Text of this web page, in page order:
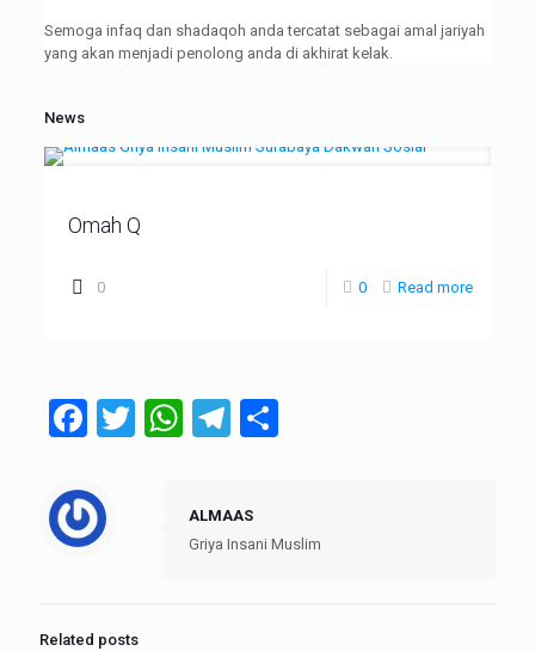
Semoga infaq dan shadaqoh anda tercatat sebagai amal jariyah
yang akan menjadi penolong anda di akhirat kelak.
News
Omah Q
0 0 Read more
Facebook
Twitter
WhatsApp
Telegram
Share
ALMAAS
Griya Insani Muslim
Related posts